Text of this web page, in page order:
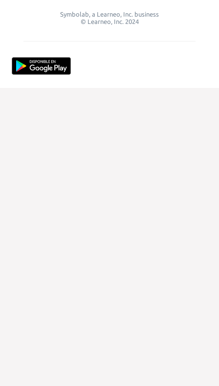
Symbolab, a Learneo, Inc. business
© Learneo, Inc. 2024